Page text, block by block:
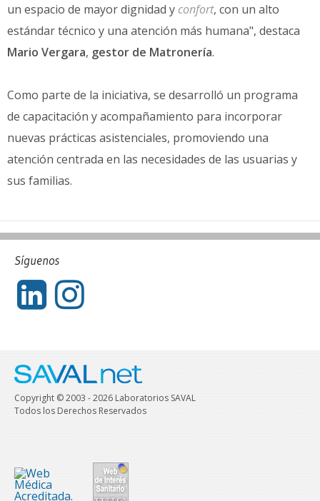
un espacio de mayor dignidad y confort, con un alto
estándar técnico y una atención más humana", destaca
Mario Vergara, gestor de Matronería.
Como parte de la iniciativa, se desarrolló un programa
de capacitación y acompañamiento para incorporar
nuevas prácticas asistenciales, promoviendo una
atención centrada en las necesidades de las usuarias y
sus familias.
Síguenos
Copyright © 2003 - 2026 Laboratorios SAVAL
Todos los Derechos Reservados